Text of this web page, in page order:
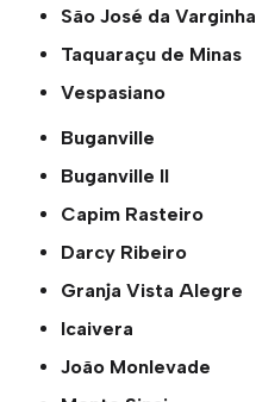
São José da Varginha
Taquaraçu de Minas
Vespasiano
Buganville
Buganville ll
Capim Rasteiro
Darcy Ribeiro
Granja Vista Alegre
Icaivera
João Monlevade